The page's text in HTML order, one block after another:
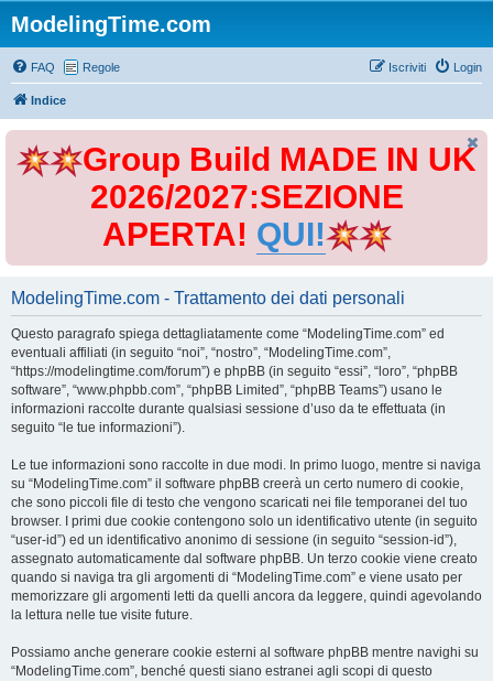
ModelingTime.com
FAQ Regole Login
Iscriviti
Indice
Group Build MADE IN UK
2026/2027:SEZIONE
APERTA! QUI!
ModelingTime.com - Trattamento dei dati personali
Questo paragrafo spiega dettagliatamente come “ModelingTime.com” ed
eventuali affiliati (in seguito “noi”, “nostro”, “ModelingTime.com”,
“https://modelingtime.com/forum”) e phpBB (in seguito “essi”, “loro”, “phpBB
software”, “www.phpbb.com”, “phpBB Limited”, “phpBB Teams”) usano le
informazioni raccolte durante qualsiasi sessione d’uso da te effettuata (in
seguito “le tue informazioni”).
Le tue informazioni sono raccolte in due modi. In primo luogo, mentre si naviga
su “ModelingTime.com” il software phpBB creerà un certo numero di cookie,
che sono piccoli file di testo che vengono scaricati nei file temporanei del tuo
browser. I primi due cookie contengono solo un identificativo utente (in seguito
“user-id”) ed un identificativo anonimo di sessione (in seguito “session-id”),
assegnato automaticamente dal software phpBB. Un terzo cookie viene creato
quando si naviga tra gli argomenti di “ModelingTime.com” e viene usato per
memorizzare gli argomenti letti da quelli ancora da leggere, quindi agevolando
la lettura nelle tue visite future.
Possiamo anche generare cookie esterni al software phpBB mentre navighi su
“ModelingTime.com”, benché questi siano estranei agli scopi di questo